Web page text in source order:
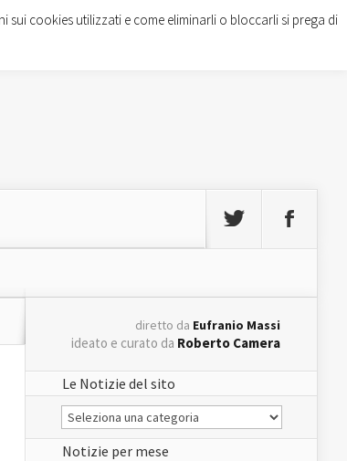
diretto da Eufranio Massi
ideato e curato da Roberto Camera
Le Notizie del sito
Le
Notizie
del
sito
Notizie per mese
cookies utilizzati e come eliminarli o bloccarli si prega di